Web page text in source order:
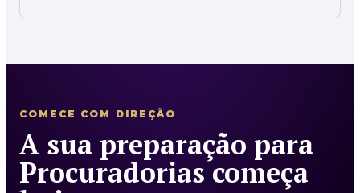
COMECE COM DIREÇÃO
A sua preparação para
Procuradorias começa